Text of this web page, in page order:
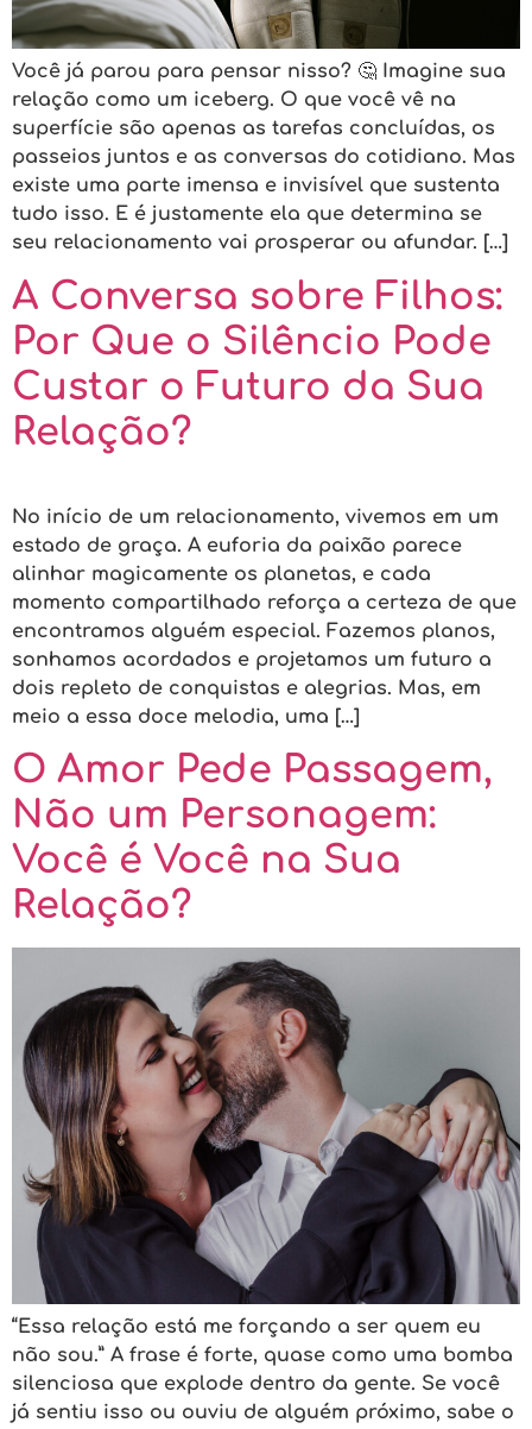
Você já parou para pensar nisso? 🤔 Imagine sua
relação como um iceberg. O que você vê na
superfície são apenas as tarefas concluídas, os
passeios juntos e as conversas do cotidiano. Mas
existe uma parte imensa e invisível que sustenta
tudo isso. E é justamente ela que determina se
seu relacionamento vai prosperar ou afundar. […]
A Conversa sobre Filhos:
Por Que o Silêncio Pode
Custar o Futuro da Sua
Relação?
No início de um relacionamento, vivemos em um
estado de graça. A euforia da paixão parece
alinhar magicamente os planetas, e cada
momento compartilhado reforça a certeza de que
encontramos alguém especial. Fazemos planos,
sonhamos acordados e projetamos um futuro a
dois repleto de conquistas e alegrias. Mas, em
meio a essa doce melodia, uma […]
O Amor Pede Passagem,
Não um Personagem:
Você é Você na Sua
Relação?
“Essa relação está me forçando a ser quem eu
não sou.” A frase é forte, quase como uma bomba
silenciosa que explode dentro da gente. Se você
já sentiu isso ou ouviu de alguém próximo, sabe o